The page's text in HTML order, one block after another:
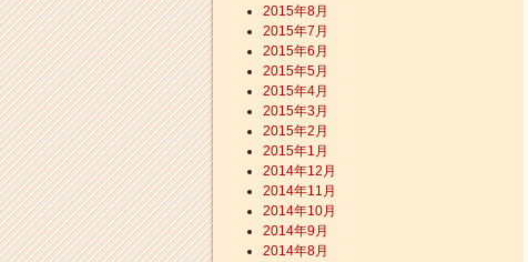
2015年8月
2015年7月
2015年6月
2015年5月
2015年4月
2015年3月
2015年2月
2015年1月
2014年12月
2014年11月
2014年10月
2014年9月
2014年8月